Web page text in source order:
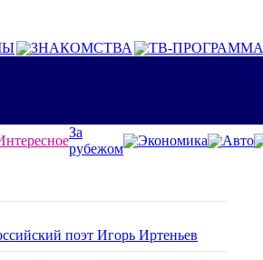
ЗНАКОМСТВА ТВ-ПРОГРАММА
За
рубежом
Экономика
Авто
поэт Игорь Иртеньев